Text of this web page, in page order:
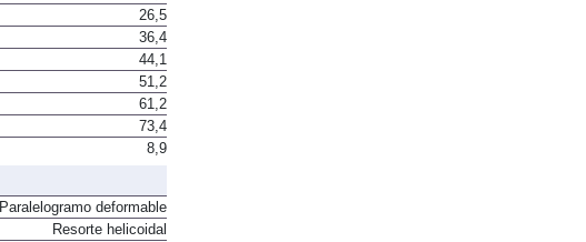
26,5
36,4
44,1
51,2
61,2
73,4
8,9
Paralelogramo deformable
Resorte helicoidal